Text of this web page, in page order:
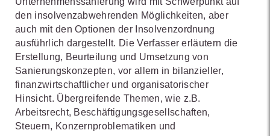
den insolvenzabwehrenden Möglichkeiten, aber
auch mit den Optionen der Insolvenzordnung
ausführlich dargestellt. Die Verfasser erläutern die
Erstellung, Beurteilung und Umsetzung von
Sanierungskonzepten, vor allem in bilanzieller,
finanzwirtschaftlicher und organisatorischer
Hinsicht. Übergreifende Themen, wie z.B.
Arbeitsrecht, Beschäftigungsgesellschaften,
Steuern, Konzernproblematiken und